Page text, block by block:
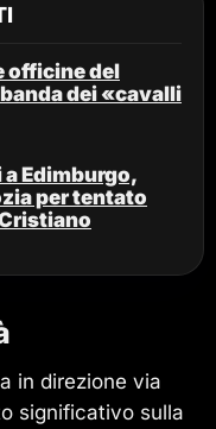
officine del
dei «cavalli
Edimburgo,
per tentato
in direzione via
significativo sulla